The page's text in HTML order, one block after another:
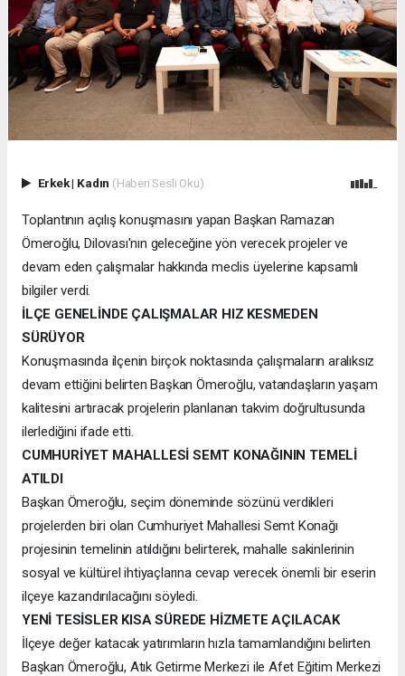
Erkek| Kadın (Haberi Sesli Oku)
Toplantının açılış konuşmasını yapan Başkan Ramazan
Ömeroğlu, Dilovası'nın geleceğine yön verecek projeler ve
devam eden çalışmalar hakkında meclis üyelerine kapsamlı
bilgiler verdi.
İLÇE GENELİNDE ÇALIŞMALAR HIZ KESMEDEN
SÜRÜYOR
Konuşmasında ilçenin birçok noktasında çalışmaların aralıksız
devam ettiğini belirten Başkan Ömeroğlu, vatandaşların yaşam
kalitesini artıracak projelerin planlanan takvim doğrultusunda
ilerlediğini ifade etti.
CUMHURİYET MAHALLESİ SEMT KONAĞININ TEMELİ
ATILDI
Başkan Ömeroğlu, seçim döneminde sözünü verdikleri
projelerden biri olan Cumhuriyet Mahallesi Semt Konağı
projesinin temelinin atıldığını belirterek, mahalle sakinlerinin
sosyal ve kültürel ihtiyaçlarına cevap verecek önemli bir eserin
ilçeye kazandırılacağını söyledi.
YENİ TESİSLER KISA SÜREDE HİZMETE AÇILACAK
İlçeye değer katacak yatırımların hızla tamamlandığını belirten
Başkan Ömeroğlu, Atık Getirme Merkezi ile Afet Eğitim Merkezi